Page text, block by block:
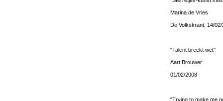
Marina de Vries
De Volkskrant, 14/02/
"Talent breekt wet"
Aart Brouwer
01/02/2008
"Trying to make me